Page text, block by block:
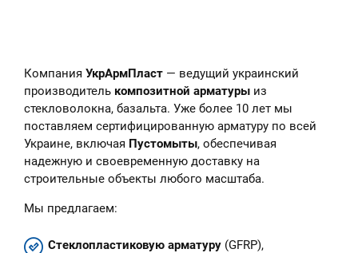
Компания УкрАрмПласт — ведущий украинский
производитель композитной арматуры из
стекловолокна, базальта. Уже более 10 лет мы
поставляем сертифицированную арматуру по всей
Украине, включая Пустомыты, обеспечивая
надежную и своевременную доставку на
строительные объекты любого масштаба.
Мы предлагаем:
Стеклопластиковую арматуру (GFRP),